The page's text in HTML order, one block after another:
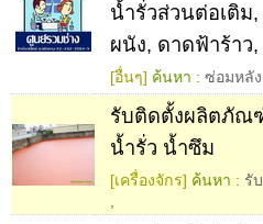
น้ำรั่วส่วนต่อเติม
ผนัง, ดาดฟ้าร้าว
[อื่นๆ] ค้นหา : ซ่อมหลั
รับติดตั้งผลิตภัณ
น้ำรั่ว น้ำซึม
[เครื่องจักร] ค้นหา : รั